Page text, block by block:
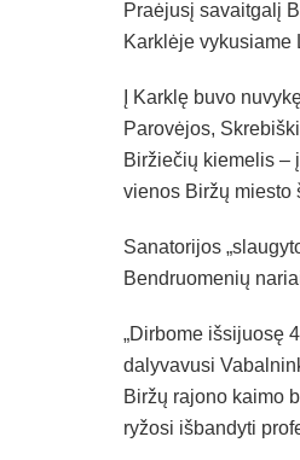
Praėjusį savaitgalį
Karklėje vykusiame
Į Karklę buvo
Parovėjos,
Biržiečių kiemelis –
vienos Biržų miesto
Sanatorijos
Bendruomenių
„Dirbome išsijuosę
dalyvavusi
Biržų rajono kaimo
ryžosi išbandyti